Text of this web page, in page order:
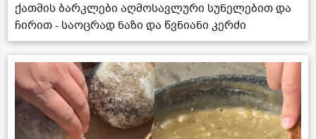
ქათმის ბარკლები აღმოსავლური სუნელებით და
ჩირით - საოცრად ნაზი და წვნიანი კერძი